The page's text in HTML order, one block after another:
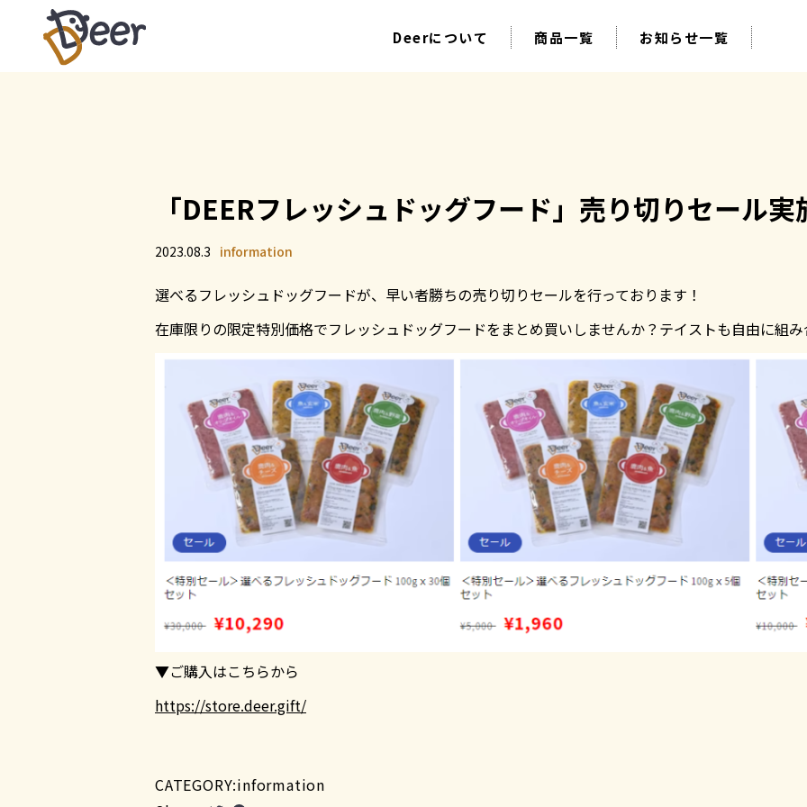
Deerについて 商品一覧 お知らせ一覧
「DEERフレッシュドッグフード」売り切りセール実
2023.08.3 information
選べるフレッシュドッグフードが、早い者勝ちの売り切りセールを行っております！
在庫限りの限定特別価格でフレッシュドッグフードをまとめ買いしませんか？テイストも自由に組
▼ご購入はこちらから
https://store.deer.gift/
CATEGORY:information